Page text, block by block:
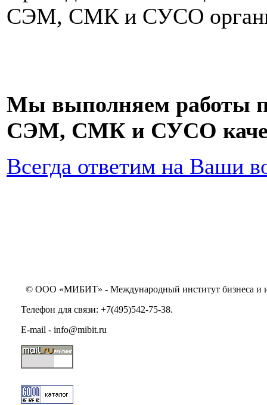
СЭМ, СМК и СУСО
Мы выполняем работы
СЭМ, СМК и СУСО
Всегда ответим на Ваши
© ООО «МИБИТ» - Международный институт бизнеса и
Телефон для связи: +7(495)542-75-38.
E-mail - info@mibit.ru